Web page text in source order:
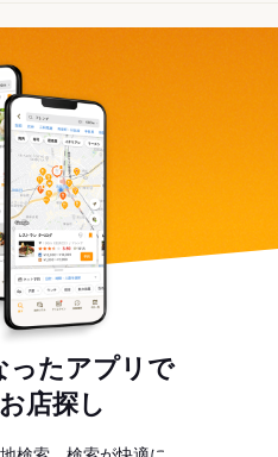
ったアプリで
店探し